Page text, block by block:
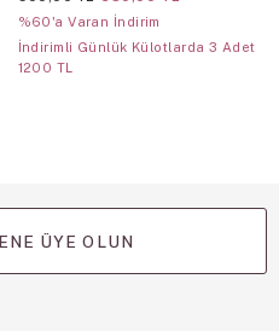
%60'a Varan İndirim
İndirimli Günlük Külotlarda 3 Adet
1200 TL
ÜYE OLUN